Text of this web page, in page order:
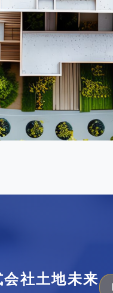
区分投資
会社土地未来